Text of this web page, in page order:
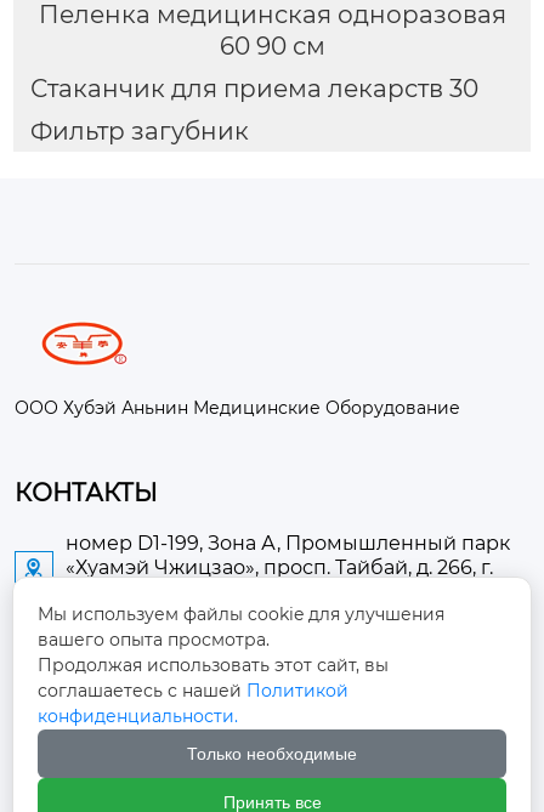
Пеленка медицинская одноразовая
60 90 см
Стаканчик для приема лекарств 30
Фильтр загубник
ООО Хубэй Аньнин Медицинские Оборудование
КОНТАКТЫ

номер D1-199, Зона А, Промышленный парк
«Хуамэй Чжицзао», просп. Тайбай, д. 266, г.
 2673889948@qq.com
+86-13705274289
+86-19084124289
Мы используем файлы cookie для улучшения
вашего опыта просмотра.
Продолжая использовать этот сайт, вы
соглашаетесь с нашей Политикой
конфиденциальности.
Только необходимые
Принять все